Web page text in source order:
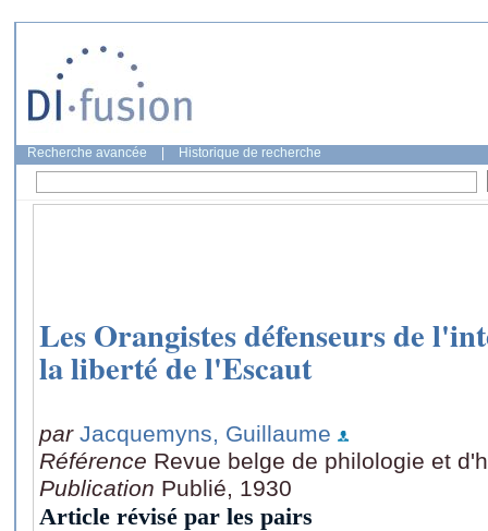
Recherche avancée Historique de recherche
Les Orangistes défenseurs de
la liberté de l'Escaut
par Jacquemyns, Guillaume
Référence Revue belge de philologie et
Publication Publié, 1930
Article révisé par les pairs